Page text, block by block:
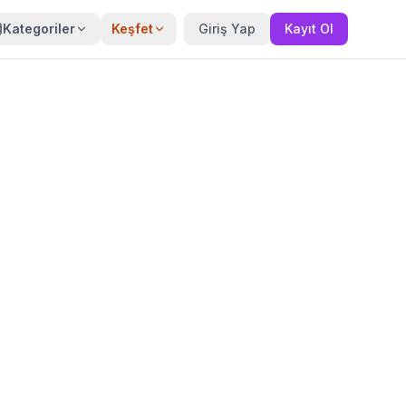
Kategoriler Keşfet Giriş Yap Kayıt Ol